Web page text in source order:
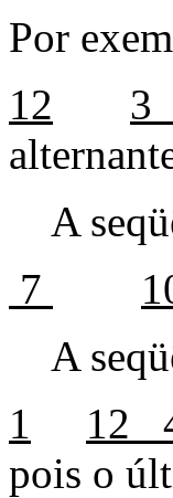
Por
12
3
A
7
A
1
12
pois o